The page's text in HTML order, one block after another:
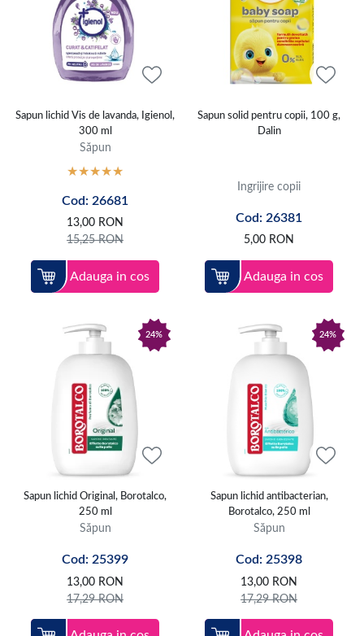
Sapun lichid Vis de lavanda, Igienol,
300 ml
Săpun
Cod: 26681
13,00 RON
15,25RON
Adauga in cos
Sapun solid pentru copii, 100 g,
Dalin
Ingrijire copii
Cod: 26381
5,00 RON
Adauga in cos
24%
Sapun lichid Original, Borotalco,
250 ml
Săpun
Cod: 25399
13,00 RON
17,29RON
24%
Sapun lichid antibacterian,
Borotalco, 250 ml
Săpun
Cod: 25398
13,00 RON
17,29RON